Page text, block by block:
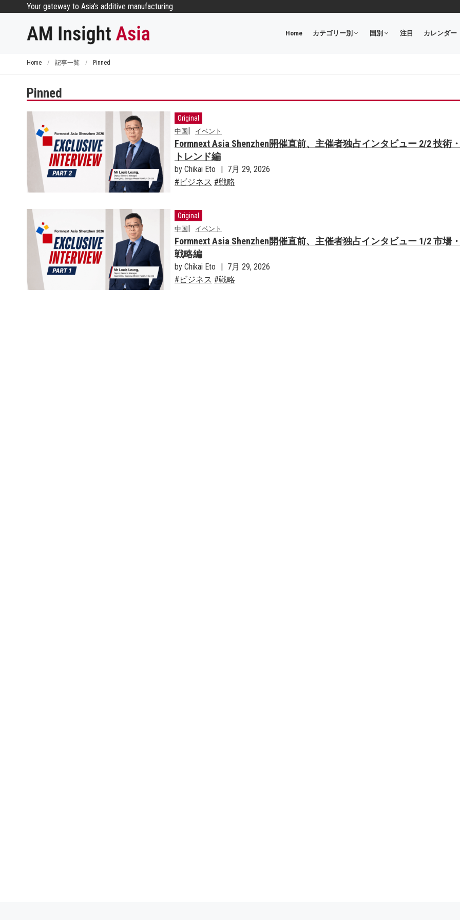
Your gateway to Asia's additive manufacturing
Home カテゴリー別 国別 注目 カレンダー
Home / 記事一覧 / Pinned
Pinned
Original
中国 イベント
Formnext Asia Shenzhen開催直前、主催者独占インタビュー 2/2 技術
トレンド編
by Chikai Eto
7月 29, 2026
ビジネス
戦略
Original
中国 イベント
Formnext Asia Shenzhen開催直前、主催者独占インタビュー 1/2 市場
戦略編
by Chikai Eto
7月 29, 2026
ビジネス
戦略